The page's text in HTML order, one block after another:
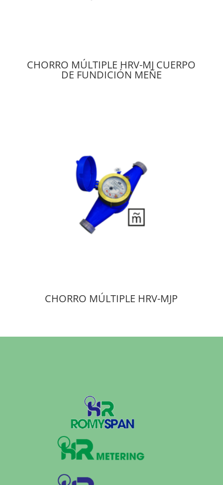
CHORRO MÚLTIPLE HRV-MJ CUERPO
DE FUNDICIÓN MEÑE
CHORRO MÚLTIPLE HRV-MJP